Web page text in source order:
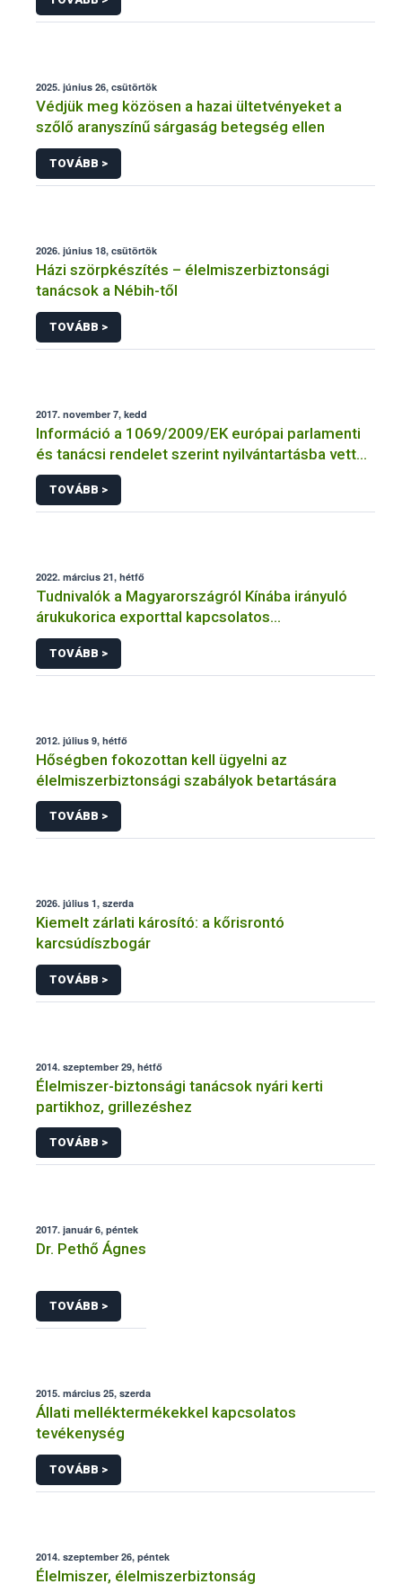
2025. június 26, csütörtök
Védjük meg közösen a hazai ültetvényeket a
szőlő aranyszínű sárgaság betegség ellen
TOVÁBB >
2026. június 18, csütörtök
Házi szörpkészítés – élelmiszerbiztonsági
tanácsok a Nébih-től
TOVÁBB >
2017. november 7, kedd
Információ a 1069/2009/EK európai parlamenti
és tanácsi rendelet szerint nyilvántartásba vett
vagy engedélyezett üzemek jegyzékéhez
TOVÁBB >
2022. március 21, hétfő
Tudnivalók a Magyarországról Kínába irányuló
árukukorica exporttal kapcsolatos
kötelezettségekről
TOVÁBB >
2012. július 9, hétfő
Hőségben fokozottan kell ügyelni az
élelmiszerbiztonsági szabályok betartására
TOVÁBB >
2026. július 1, szerda
Kiemelt zárlati károsító: a kőrisrontó
karcsúdíszbogár
TOVÁBB >
2014. szeptember 29, hétfő
Élelmiszer-biztonsági tanácsok nyári kerti
partikhoz, grillezéshez
TOVÁBB >
2017. január 6, péntek
Dr. Pethő Ágnes
TOVÁBB >
2015. március 25, szerda
Állati melléktermékekkel kapcsolatos
tevékenység
TOVÁBB >
2014. szeptember 26, péntek
Élelmiszer, élelmiszerbiztonság